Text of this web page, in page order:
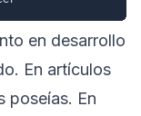
en desarrollo
En artículos
poseías. En